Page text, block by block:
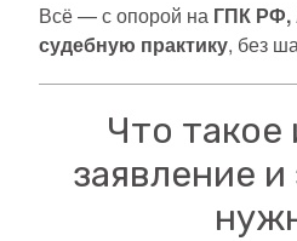
Всё — с опорой на ГПК
судебную практику, без
Что такое
заявление